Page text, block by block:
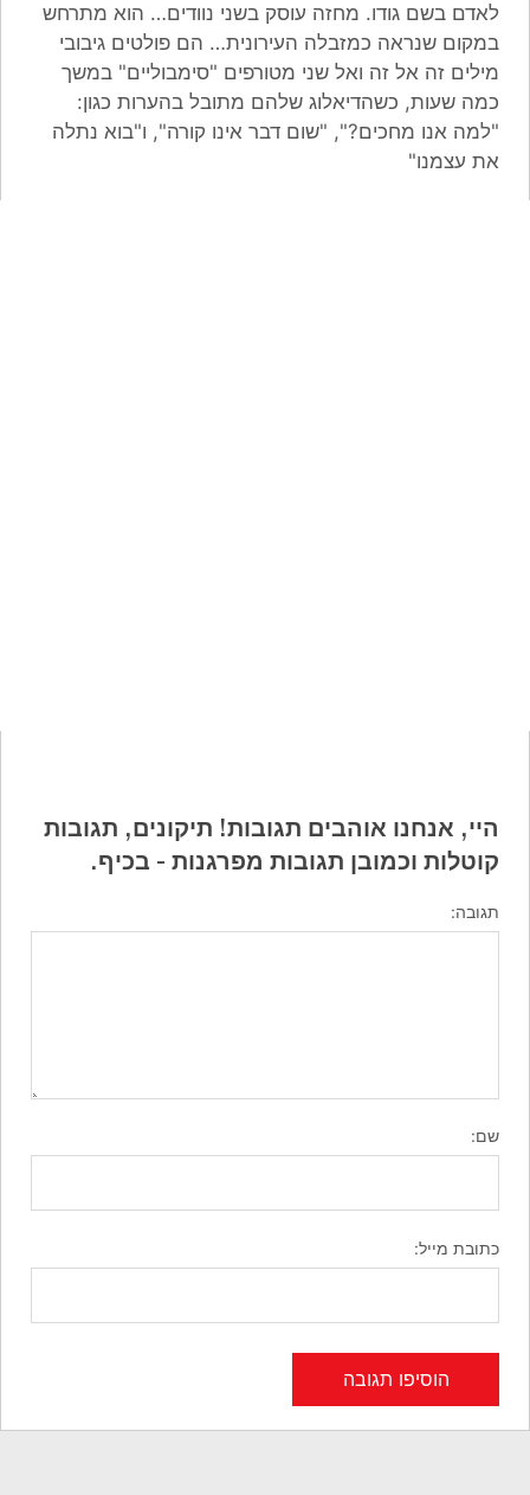
לאדם בשם גודו. מחזה עוסק בשני נוודים… הוא מתרחש
במקום שנראה כמזבלה העירונית… הם פולטים גיבובי
מילים זה אל זה ואל שני מטורפים "סימבוליים" במשך
כמה שעות, כשהדיאלוג שלהם מתובל בהערות כגון:
"למה אנו מחכים?", "שום דבר אינו קורה", ו"בוא נתלה
את עצמנו"
היי, אנחנו אוהבים תגובות! תיקונים, תגובות
קוטלות וכמובן תגובות מפרגנות - בכיף.
תגובה:
שם:
כתובת מייל: